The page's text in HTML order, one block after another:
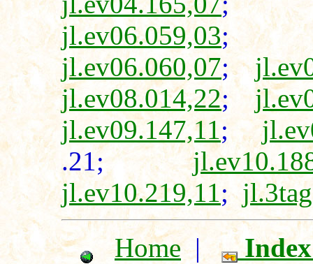
jl.ev06.059,03
jl.ev06.060,07;
jl.ev08.014,22;
jl.ev09.147,11;
.21;
jl.ev10.219,11;
Home|